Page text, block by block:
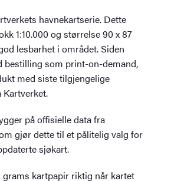
havnekartserie. Dette
1:10.000 og størrelse 90 x 87
lesbarhet i området. Siden
bestilling som print-on-demand,
med siste tilgjengelige
på offisielle data fra
gjør dette til et pålitelig valg for
sjøkart.
grams kartpapir riktig når kartet